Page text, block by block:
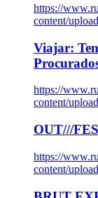
https://
content/
Viajar:
https://
content/
OUT///
https://
content/